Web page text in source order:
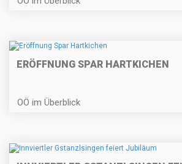
ERÖFFNUNG SPAR HARTKICHEN
OÖ im Überblick